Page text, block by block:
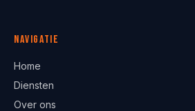
Navigatie
Home
Diensten
Over ons